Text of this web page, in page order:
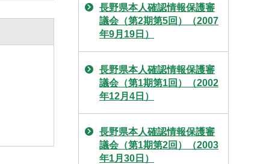
長野県本人確認情報保護審
議会（第2期第5回）（2007
年9月19日）
長野県本人確認情報保護審
議会（第1期第1回）（2002
年12月4日）
長野県本人確認情報保護審
議会（第1期第2回）（2003
年1月30日）